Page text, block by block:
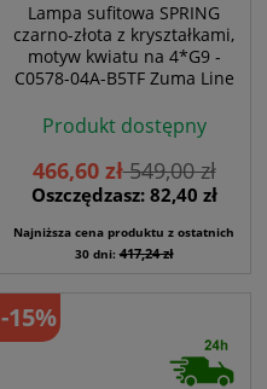
Lampa sufitowa SPRING
czarno-złota z kryształkami,
motyw kwiatu na 4*G9 -
C0578-04A-B5TF Zuma Line
Produkt dostępny
466,60 zł549,00 zł
Oszczędzasz: 82,40 zł
Najniższa cena produktu z ostatnich
30 dni:417,24 zł
-15%